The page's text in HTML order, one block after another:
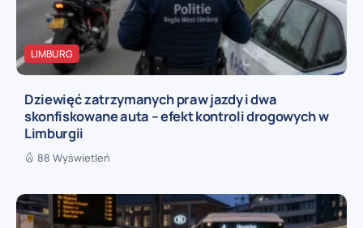
LIMBURG
Dziewięć zatrzymanych praw jazdy i dwa
skonfiskowane auta – efekt kontroli drogowych w
Limburgii
88 Wyświetleń